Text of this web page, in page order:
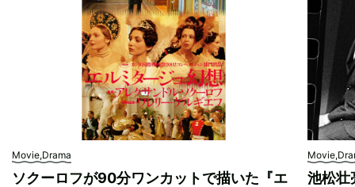
Movie,Drama
ソクーロフが90分ワンカットで描いた『エ
池松壮